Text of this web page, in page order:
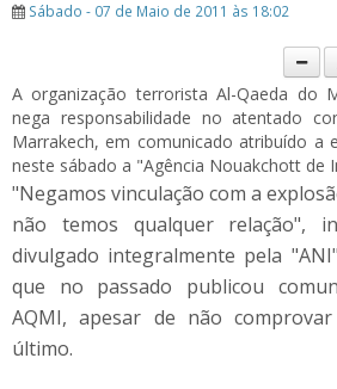
Sábado - 07 de Maio de 2011 às 18:02
A organização terrorista Al-Qaeda do
nega responsabilidade no atentado
Marrakech, em comunicado atribuído a
neste sábado a "Agência Nouakchott de
"Negamos vinculação com a
não temos qualquer relação",
divulgado integralmente pela
que no passado publicou
AQMI, apesar de não
último.